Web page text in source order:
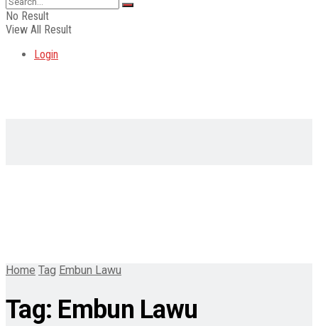
No Result
View All Result
Login
Home Tag Embun Lawu
Tag: Embun Lawu